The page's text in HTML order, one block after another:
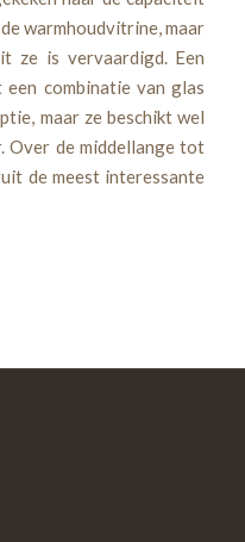
warmhoudvitrine, maar
ze is vervaardigd. Een
combinatie van glas
maar ze beschikt wel
Over de middellange tot
de meest interessante